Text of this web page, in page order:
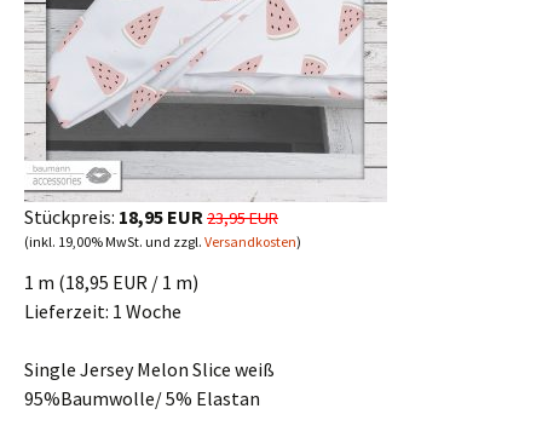
Stückpreis: 18,95 EUR23,95 EUR
(inkl. 19,00% MwSt. und zzgl. Versandkosten)
1 m (18,95 EUR / 1 m)
Lieferzeit: 1 Woche
Single Jersey Melon Slice weiß
95%Baumwolle/ 5% Elastan